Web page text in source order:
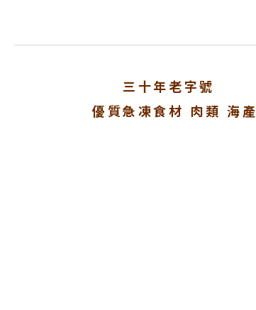
三十年老字號
優質急凍食材 肉類 海產